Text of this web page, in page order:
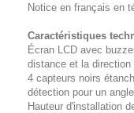
Notice en français en
Caractéristiques
Écran LCD avec
distance et la
4 capteurs noirs
détection pour un
Hauteur d'installation